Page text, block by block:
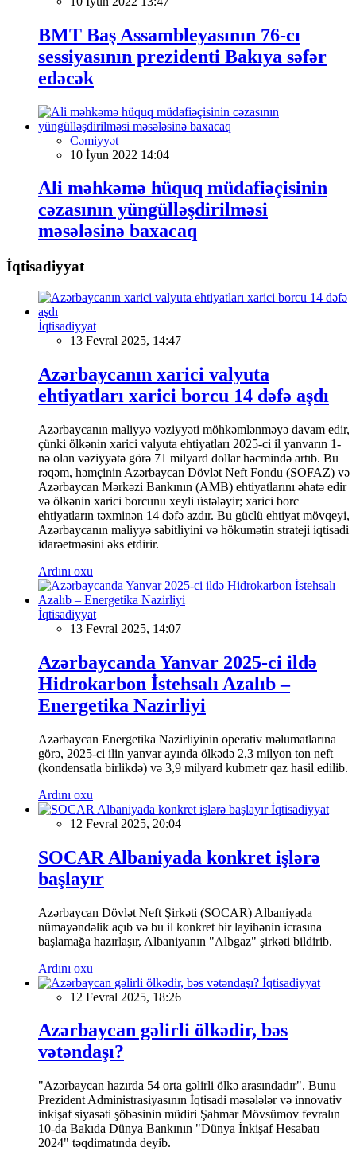
BMT Baş Assambleyasının 76-cı
sessiyasının prezidenti Bakıya səfər
edəcək
Cəmiyyət
10 İyun 2022 14:04
Ali məhkəmə hüquq müdafiəçisinin
cəzasının yüngülləşdirilməsi
məsələsinə baxacaq
İqtisadiyyat
İqtisadiyyat
13 Fevral 2025, 14:47
Azərbaycanın xarici valyuta
ehtiyatları xarici borcu 14 dəfə aşdı
Azərbaycanın maliyyə vəziyyəti möhkəmlənməyə davam edir,
çünki ölkənin xarici valyuta ehtiyatları 2025-ci il yanvarın 1-
nə olan vəziyyətə görə 71 milyard dollar həcmində artıb. Bu
rəqəm, həmçinin Azərbaycan Dövlət Neft Fondu (SOFAZ) və
Azərbaycan Mərkəzi Bankının (AMB) ehtiyatlarını əhatə edir
və ölkənin xarici borcunu xeyli üstələyir; xarici borc
ehtiyatların təxminən 14 dəfə azdır. Bu güclü ehtiyat mövqeyi,
Azərbaycanın maliyyə sabitliyini və hökumətin strateji iqtisadi
idarəetməsini əks etdirir.
Ardını oxu
İqtisadiyyat
13 Fevral 2025, 14:07
Azərbaycanda Yanvar 2025-ci ildə
Hidrokarbon İstehsalı Azalıb –
Energetika Nazirliyi
Azərbaycan Energetika Nazirliyinin operativ məlumatlarına
görə, 2025-ci ilin yanvar ayında ölkədə 2,3 milyon ton neft
(kondensatla birlikdə) və 3,9 milyard kubmetr qaz hasil edilib.
Ardını oxu
İqtisadiyyat
12 Fevral 2025, 20:04
SOCAR Albaniyada konkret işlərə
başlayır
Azərbaycan Dövlət Neft Şirkəti (SOCAR) Albaniyada
nümayəndəlik açıb və bu il konkret bir layihənin icrasına
başlamağa hazırlaşır, Albaniyanın "Albgaz" şirkəti bildirib.
Ardını oxu
İqtisadiyyat
12 Fevral 2025, 18:26
Azərbaycan gəlirli ölkədir, bəs
vətəndaşı?
"Azərbaycan hazırda 54 orta gəlirli ölkə arasındadır". Bunu
Prezident Administrasiyasının İqtisadi məsələlər və innovativ
inkişaf siyasəti şöbəsinin müdiri Şahmar Mövsümov fevralın
10-da Bakıda Dünya Bankının "Dünya İnkişaf Hesabatı
2024" təqdimatında deyib.